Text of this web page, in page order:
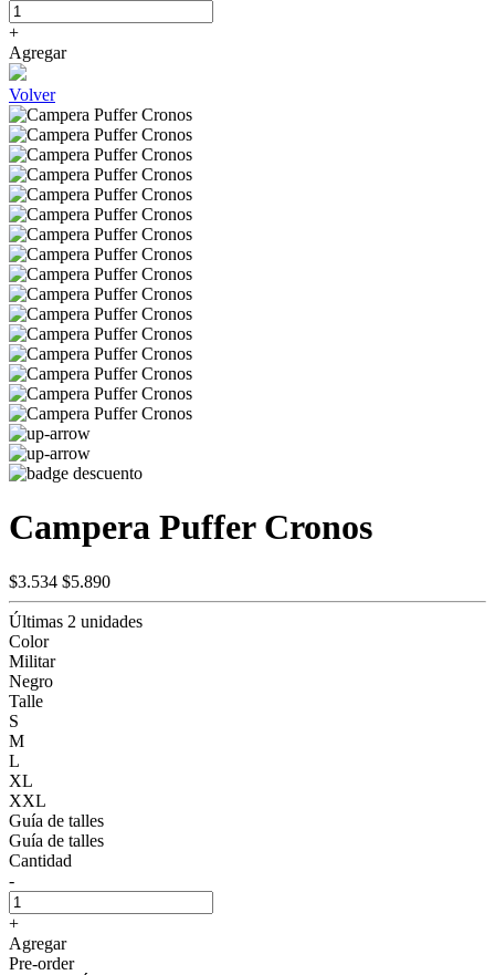
+
Agregar
Volver
Campera Puffer Cronos
$3.534 $5.890
Últimas 2 unidades
Color
Militar
Negro
Talle
S
M
L
XL
XXL
Guía de talles
Guía de talles
Cantidad
-
+
Agregar
Pre-order